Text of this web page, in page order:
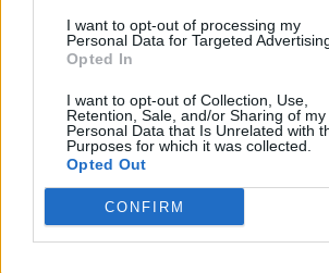
I want to opt-out of processing my
Personal Data for Targeted
Opted In
I want to opt-out of Collection, Use,
Retention, Sale, and/or Sharing of my
Personal Data that Is Unrelated with
Purposes for which it was collected.
Opted Out
CONFIRM
Daci in molte battaglie. In
distrusse le ingenti milizie dei
respinse oltre il fiume Albi,
lontano, oltre il Reno.